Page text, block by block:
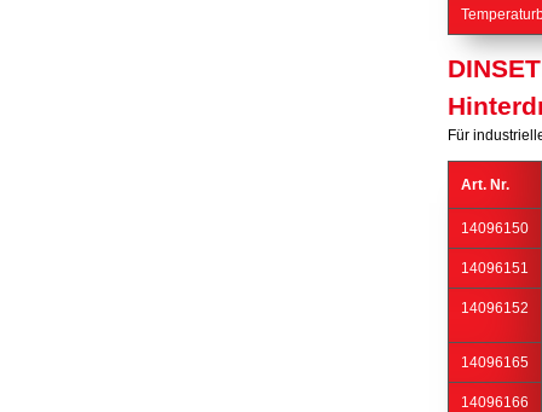
Für
Art. Nr.
14096150
14096151
14096152
14096165
14096166